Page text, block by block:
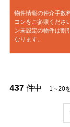
物件情報の仲介手数
コンをご参照ください
ン未設定の物件は割
なります。
437 件中 1～20